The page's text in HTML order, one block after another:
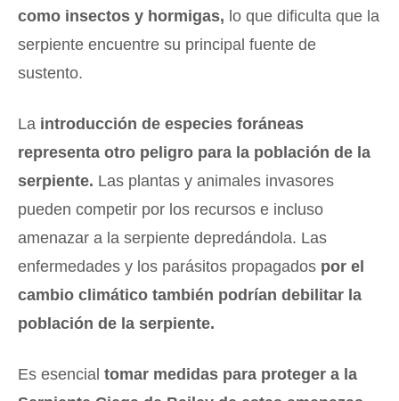
como insectos y hormigas, lo que dificulta que la
serpiente encuentre su principal fuente de
sustento.
La introducción de especies foráneas
representa otro peligro para la población de la
serpiente. Las plantas y animales invasores
pueden competir por los recursos e incluso
amenazar a la serpiente depredándola. Las
enfermedades y los parásitos propagados por el
cambio climático también podrían debilitar la
población de la serpiente.
Es esencial tomar medidas para proteger a la